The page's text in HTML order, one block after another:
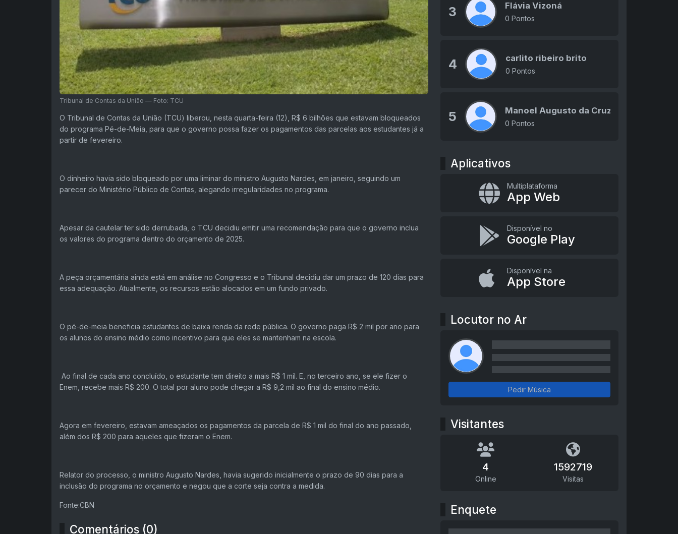
Tribunal de Contas da União — Foto: TCU
O Tribunal de Contas da União (TCU) liberou, nesta quarta-feira (12), R$ 6 bilhões que estavam bloqueados
do programa Pé-de-Meia, para que o governo possa fazer os pagamentos das parcelas aos estudantes já a
partir de fevereiro.
O dinheiro havia sido bloqueado por uma liminar do ministro Augusto Nardes, em janeiro, seguindo um
parecer do Ministério Público de Contas, alegando irregularidades no programa.
Apesar da cautelar ter sido derrubada, o TCU decidiu emitir uma recomendação para que o governo inclua
os valores do programa dentro do orçamento de 2025.
A peça orçamentária ainda está em análise no Congresso e o Tribunal decidiu dar um prazo de 120 dias para
essa adequação. Atualmente, os recursos estão alocados em um fundo privado.
O pé-de-meia beneficia estudantes de baixa renda da rede pública. O governo paga R$ 2 mil por ano para
os alunos do ensino médio como incentivo para que eles se mantenham na escola.
Ao final de cada ano concluído, o estudante tem direito a mais R$ 1 mil. E, no terceiro ano, se ele fizer o
Enem, recebe mais R$ 200. O total por aluno pode chegar a R$ 9,2 mil ao final do ensino médio.
Agora em fevereiro, estavam ameaçados os pagamentos da parcela de R$ 1 mil do final do ano passado,
além dos R$ 200 para aqueles que fizeram o Enem.
Relator do processo, o ministro Augusto Nardes, havia sugerido inicialmente o prazo de 90 dias para a
inclusão do programa no orçamento e negou que a corte seja contra a medida.
Fonte:CBN
Comentários (0)
3 Flávia Vizoná
0 Pontos
4 carlito ribeiro brito
0 Pontos
5 Manoel Augusto da Cruz
0 Pontos
Aplicativos
Multiplataforma
App Web
Disponível no
Google Play
Disponível na
App Store
Locutor no Ar
Pedir Música
Visitantes
4
Online
1592719
Visitas
Enquete